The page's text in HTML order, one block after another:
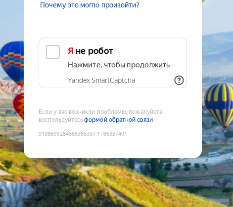
Почему это могло произойти?
Я не робот
Нажмите, чтобы продолжить
Yandex SmartCaptcha
Если у вас возникли проблемы, пожалуйста,
воспользуйтесьформой обратной связи
9198609284865366337:1786337401